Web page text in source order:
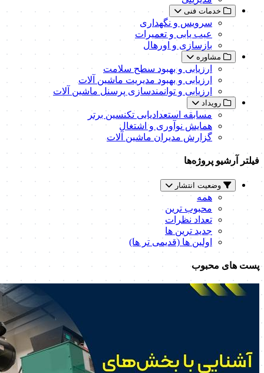
خدمات فنی
سرویس و نگهداری
عیب یابی و تعمیرات
بازسازی و اورهال
مشاوره
ارزیابی و بهبود سطح سلامت
ارزیابی و بهبود مدیریت ماشین آلات
ارزیابی و توانمندسازی پرسنل ماشین آلات
رویداد
مسابقه استعدادیابی تکنسین برتر
همایش نوآوری و اشتغال
گزارش مدیران ماشین آلات
فیلتر آرشیو پروژه‌ها
وضعیت انتشار
همه
محبوب ترین
تعداد نظرات
جدید ترین ها
اولین ها (قدیمی تر ها)
پست های محبوب